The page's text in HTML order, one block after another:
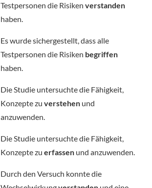
Testpersonen die Risiken verstanden
haben.
Es wurde sichergestellt, dass alle
Testpersonen die Risiken begriffen
haben.
Die Studie untersuchte die Fähigkeit,
Konzepte zu verstehen und
anzuwenden.
Die Studie untersuchte die Fähigkeit,
Konzepte zu erfassen und anzuwenden.
Durch den Versuch konnte die